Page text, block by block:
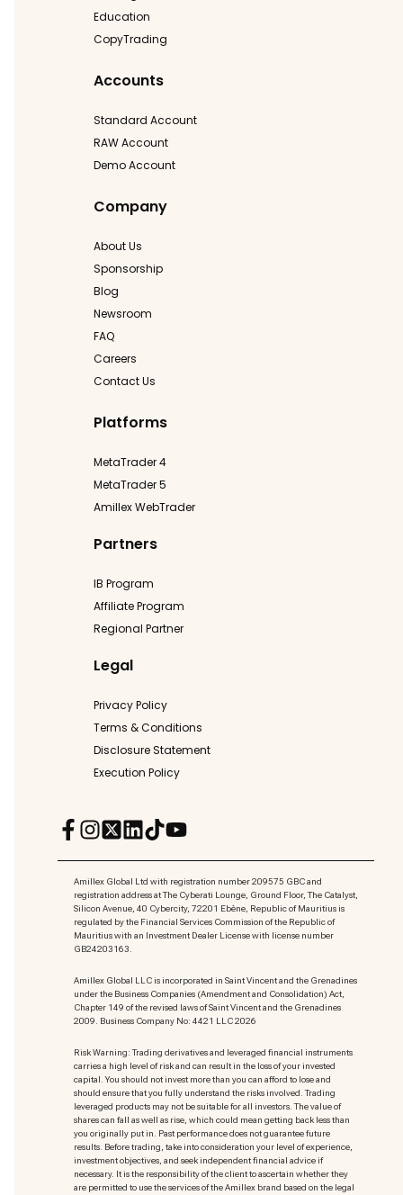
Education
CopyTrading
Accounts
Standard Account
RAW Account
Demo Account
Company
About Us
Sponsorship
Blog
Newsroom
FAQ
Careers
Contact Us
Platforms
MetaTrader 4
MetaTrader 5
Amillex WebTrader
Partners
IB Program
Affiliate Program
Regional Partner
Legal
Privacy Policy
Terms & Conditions
Disclosure Statement
Execution Policy
Amillex Global Ltd with registration number 209575 GBC and
registration address at The Cyberati Lounge, Ground Floor, The Catalyst,
Silicon Avenue, 40 Cybercity, 72201 Ebène, Republic of Mauritius is
regulated by the Financial Services Commission of the Republic of
Mauritius with an Investment Dealer License with license number
GB24203163.
Amillex Global LLC is incorporated in Saint Vincent and the Grenadines
under the Business Companies (Amendment and Consolidation) Act,
Chapter 149 of the revised laws of Saint Vincent and the Grenadines
2009. Business Company No: 4421 LLC 2026
Risk Warning: Trading derivatives and leveraged financial instruments
carries a high level of risk and can result in the loss of your invested
capital. You should not invest more than you can afford to lose and
should ensure that you fully understand the risks involved. Trading
leveraged products may not be suitable for all investors. The value of
shares can fall as well as rise, which could mean getting back less than
you originally put in. Past performance does not guarantee future
results. Before trading, take into consideration your level of experience,
investment objectives, and seek independent financial advice if
necessary. It is the responsibility of the client to ascertain whether they
are permitted to use the services of the Amillex brand based on the legal